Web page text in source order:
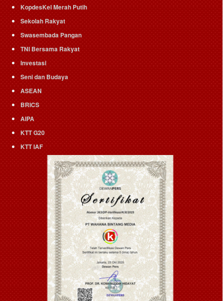
KopdesKel Merah Putih
Sekolah Rakyat
Swasembada Pangan
TNI Bersama Rakyat
Investasi
Seni dan Budaya
ASEAN
BRICS
AIPA
KTT G20
KTT IAF